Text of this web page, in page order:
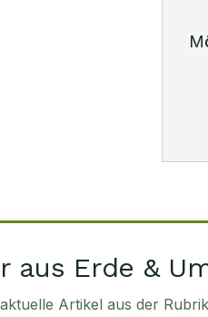
aus Erde &
Artikel aus der Rubrik